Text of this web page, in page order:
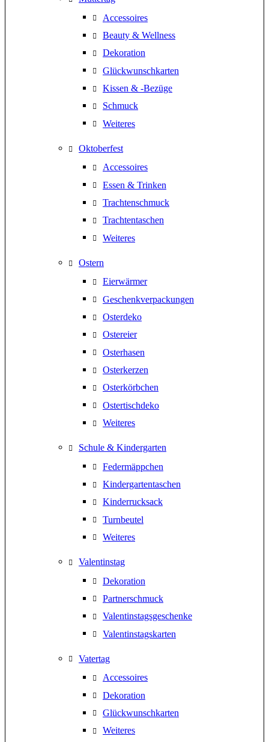
Accessoires
Beauty & Wellness
Dekoration
Glückwunschkarten
Kissen & -Bezüge
Schmuck
Weiteres
Oktoberfest
Accessoires
Essen & Trinken
Trachtenschmuck
Trachtentaschen
Weiteres
Ostern
Eierwärmer
Geschenkverpackungen
Osterdeko
Ostereier
Osterhasen
Osterkerzen
Osterkörbchen
Ostertischdeko
Weiteres
Schule & Kindergarten
Federmäppchen
Kindergartentaschen
Kinderrucksack
Turnbeutel
Weiteres
Valentinstag
Dekoration
Partnerschmuck
Valentinstagsgeschenke
Valentinstagskarten
Vatertag
Accessoires
Dekoration
Glückwunschkarten
Weiteres